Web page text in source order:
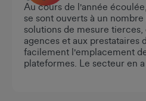
Au cours de l'année
se sont ouverts à un
solutions de mesure
agences et aux prestataires
facilement l'emplacement
plateformes. Le secteur en